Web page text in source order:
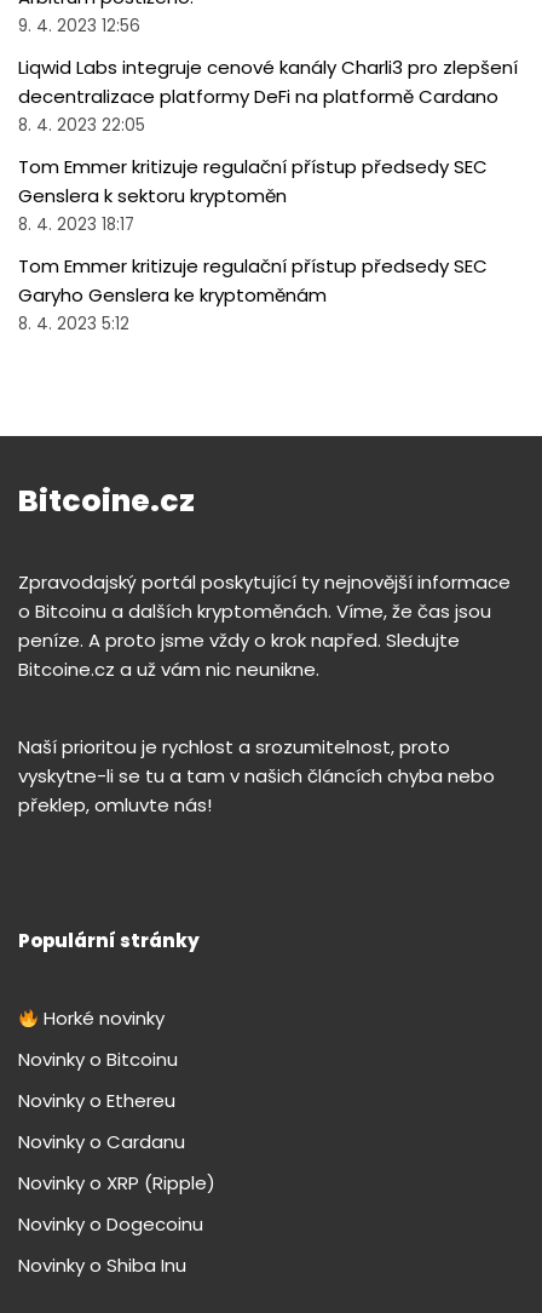
9. 4. 2023 12:56
Liqwid Labs integruje cenové kanály Charli3 pro zlepšení
decentralizace platformy DeFi na platformě Cardano
8. 4. 2023 22:05
Tom Emmer kritizuje regulační přístup předsedy SEC
Genslera k sektoru kryptoměn
8. 4. 2023 18:17
Tom Emmer kritizuje regulační přístup předsedy SEC
Garyho Genslera ke kryptoměnám
8. 4. 2023 5:12
Bitcoine.cz
Zpravodajský portál poskytující ty nejnovější informace
o Bitcoinu a dalších kryptoměnách. Víme, že čas jsou
peníze. A proto jsme vždy o krok napřed. Sledujte
Bitcoine.cz a už vám nic neunikne.
Naší prioritou je rychlost a srozumitelnost, proto
vyskytne-li se tu a tam v našich článcích chyba nebo
překlep, omluvte nás!
Populární stránky
Horké novinky
Novinky o Bitcoinu
Novinky o Ethereu
Novinky o Cardanu
Novinky o XRP (Ripple)
Novinky o Dogecoinu
Novinky o Shiba Inu